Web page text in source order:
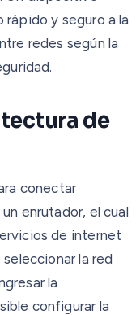
y seguro a la
redes según la
de
conectar
enrutador, el cual
de internet
la red
la
configurar la